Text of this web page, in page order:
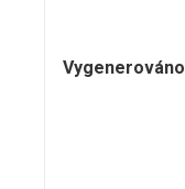
Vygenerováno